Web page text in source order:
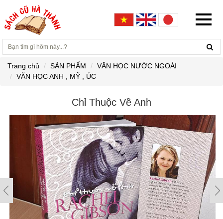
Trang chủ SẢN PHẨM
VĂN HỌC NƯỚC NGOÀI
VĂN HỌC ANH , MỸ , ÚC
Chỉ Thuộc Về Anh